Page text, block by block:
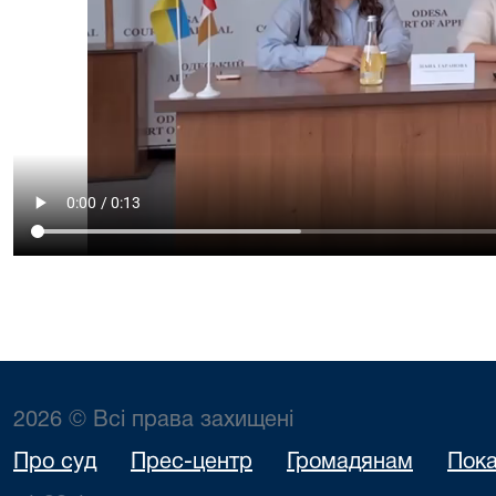
2026 © Всі права захищені
Про суд Прес-центр Громадянам